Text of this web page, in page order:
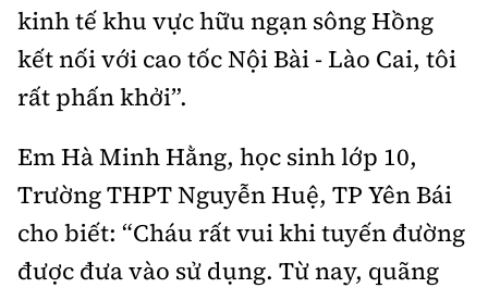
kinh tế khu vực hữu ngạn sông Hồng
kết nối với cao tốc Nội Bài - Lào Cai, tôi
rất phấn khởi”.
Em Hà Minh Hằng, học sinh lớp 10,
Trường THPT Nguyễn Huệ, TP Yên Bái
cho biết: “Cháu rất vui khi tuyến đường
được đưa vào sử dụng. Từ nay, quãng